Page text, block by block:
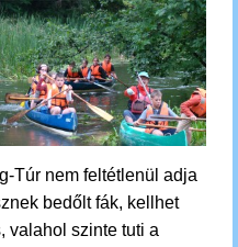
Túr nem feltétlenül adja
bedőlt fák, kellhet
valahol szinte tuti a